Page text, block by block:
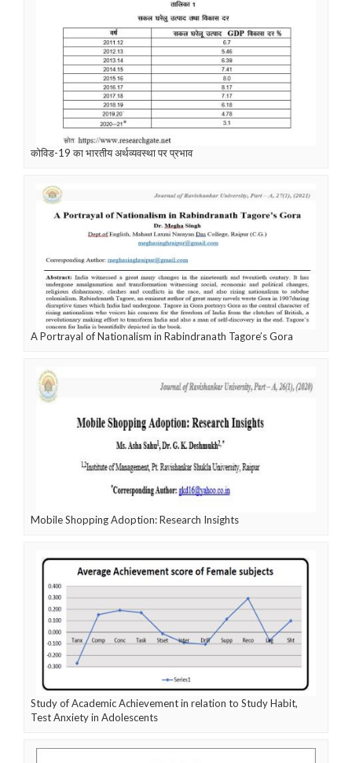
कोविड-19 का भारतीय अर्थव्यवस्था पर प्रभाव
A Portrayal of Nationalism in Rabindranath Tagore’s Gora
Mobile Shopping Adoption: Research Insights
Study of Academic Achievement in relation to Study Habit,
Test Anxiety in Adolescents